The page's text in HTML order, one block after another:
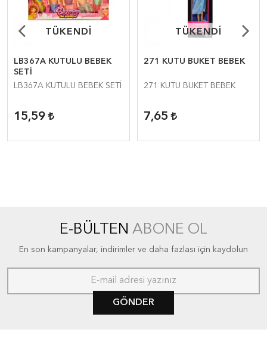
TÜKENDİ
TÜKENDİ
LB367A KUTULU BEBEK
SETİ
LB367A KUTULU BEBEK SETİ
15,59
TÜKENDİ
TÜKENDİ
271 KUTU BUKET BEBEK
271 KUTU BUKET BEBEK
7,65
E-BÜLTEN ABONE OL
En son kampanyalar, indirimler ve daha fazlası için kaydolun
GÖNDER